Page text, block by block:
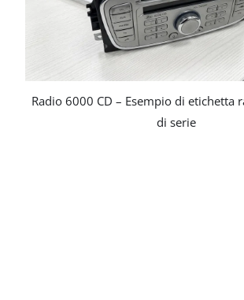
Radio 6000 CD – Esempio di etichetta
di serie